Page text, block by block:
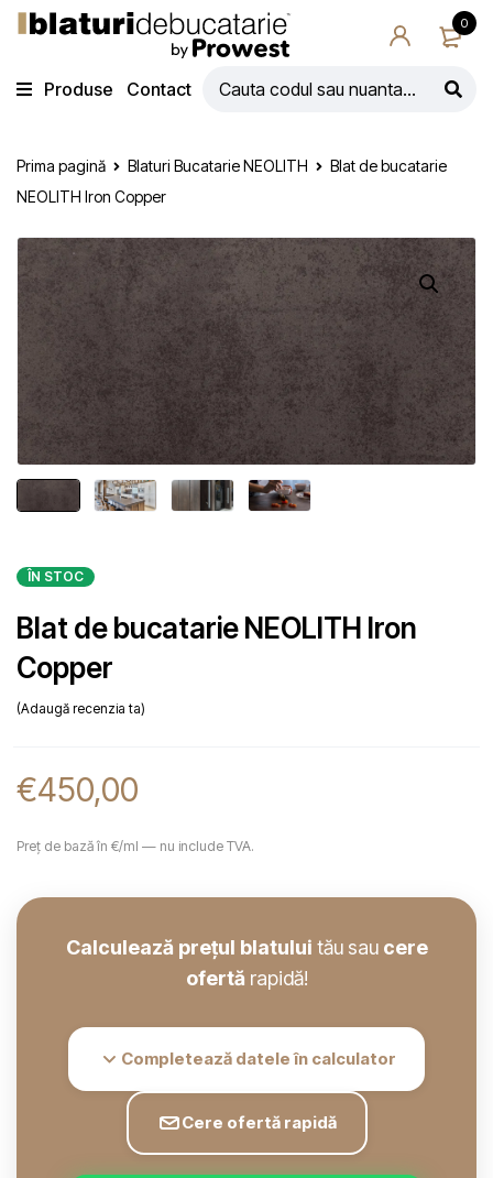
0
Produse Contact
Prima pagină Blaturi Bucatarie NEOLITH
Blat de bucatarie
NEOLITH Iron Copper
ÎN STOC
Blat de bucatarie NEOLITH Iron
Copper
Adaugă recenzia ta
€450,00
Preț de bază în €/ml — nu include TVA.
Calculează prețul blatului tău sau cere
ofertă rapidă!
Completează datele în calculator
Cere ofertă rapidă